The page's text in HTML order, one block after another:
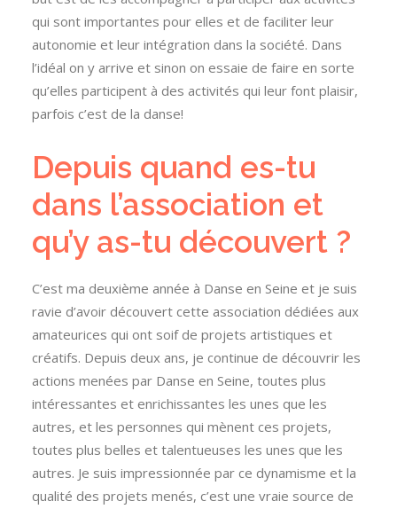
qui sont importantes pour elles et de faciliter leur
autonomie et leur intégration dans la société. Dans
l’idéal on y arrive et sinon on essaie de faire en sorte
qu’elles participent à des activités qui leur font plaisir,
parfois c’est de la danse!
Depuis quand es-tu
dans l’association et
qu’y as-tu découvert ?
C’est ma deuxième année à Danse en Seine et je suis
ravie d’avoir découvert cette association dédiées aux
amateurices qui ont soif de projets artistiques et
créatifs. Depuis deux ans, je continue de découvrir les
actions menées par Danse en Seine, toutes plus
intéressantes et enrichissantes les unes que les
autres, et les personnes qui mènent ces projets,
toutes plus belles et talentueuses les unes que les
autres. Je suis impressionnée par ce dynamisme et la
qualité des projets menés, c’est une vraie source de